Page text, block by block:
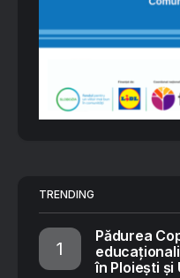
TRENDING
Pădurea
în Ploiești și